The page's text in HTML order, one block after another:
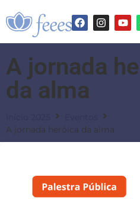
A jornada
da alma
A jornada heróica da alma